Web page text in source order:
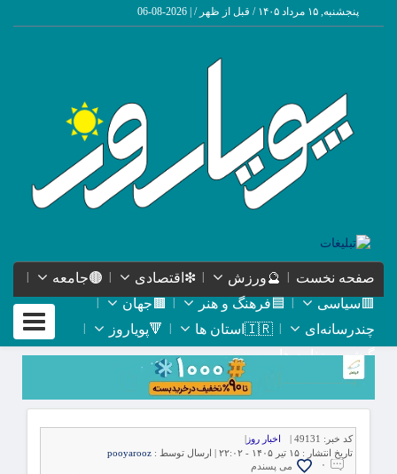
پنجشنبه, ۱۵ مرداد ۱۴۰۵ / قبل از ظهر / |
2026-08-06
صفحه نخست 🔮ورزش ❇اقتصادی
🟤جامعه
🟥سیاسی
🟦فرهنگ و هنر
🟫جهان
چندرسانه‌ای
🇮🇷استان ها
🔻پویاروز
گیشه روزنامه ها
Toggle
کد خبر: 49131 | اخبار روز |
تاریخ انتشار : ۱۵ تیر ۱۴۰۵ - ۲۲:۰۲ | ارسال توسط : pooyarooz
۰
می پسندم